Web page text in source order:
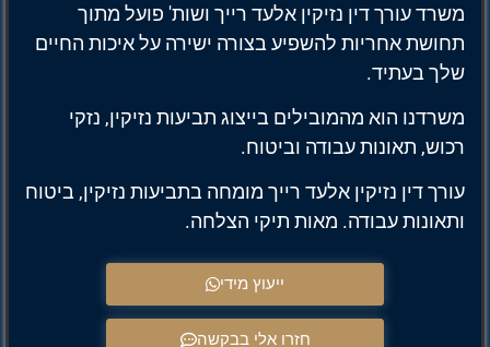
משרד עורך דין נזיקין אלעד רייך ושות' פועל מתוך
תחושת אחריות להשפיע בצורה ישירה על איכות החיים
שלך בעתיד.
משרדנו הוא מהמובילים בייצוג תביעות נזיקין, נזקי
רכוש, תאונות עבודה וביטוח.
עורך דין נזיקין אלעד רייך מומחה בתביעות נזיקין, ביטוח
ותאונות עבודה. מאות תיקי הצלחה.
ייעוץ מידי
חזרו אלי בבקשה